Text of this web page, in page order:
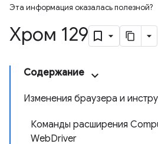
Эта информация оказалась полезной?
Хром 129
Содержание
Изменения браузера и
Команды расширения
WebDriver